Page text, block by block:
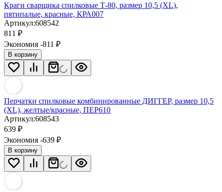
Краги сварщика спилковые Т-80, размер 10,5 (XL),
пятипалые, красные, КРА007
Артикул:608542
811 ₽
Экономия -811 ₽
В корзину
Перчатки спилковые комбинированные ДИГГЕР, размер 10,5
(XL), желтые/красные, ПЕР610
Артикул:608543
639 ₽
Экономия -639 ₽
В корзину